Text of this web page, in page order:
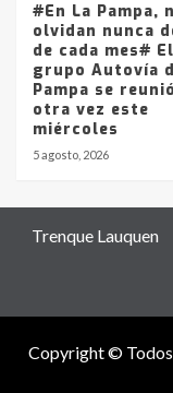
#En La Pampa,
olvidan nunca
de cada mes# El
grupo Autovía
Pampa se reunió
otra vez este
miércoles
5 agosto, 2026
Trenque Lauquen
Copyright © Todos